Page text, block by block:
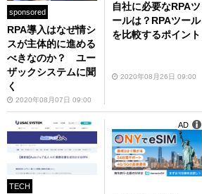
sponsored
RPA導入はなぜ情シ
スが主体的に進める
べきなのか？ ユー
ザックシステムに聞
く
2020年08月07日 09:00
自社に必要なRPAツ
ールは？RPAツール
を比較するポイント
2020年08月26日 09:00
TECH
AD